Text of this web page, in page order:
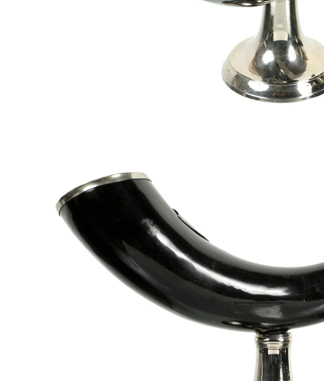
Apri immagine a schermo intero